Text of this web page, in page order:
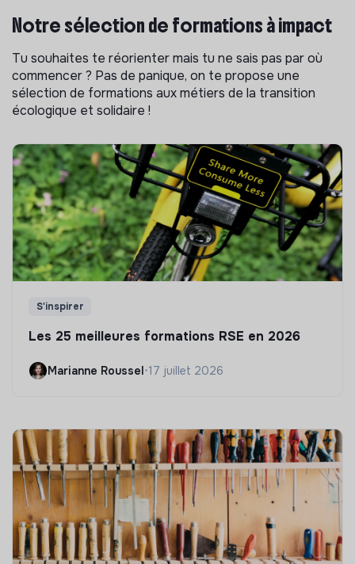
Notre sélection de formations à impact
Tu souhaites te réorienter mais tu ne sais pas par où
commencer ? Pas de panique, on te propose une
sélection de formations aux métiers de la transition
écologique et solidaire !
S'inspirer
Les 25 meilleures formations RSE en 2026
Marianne Roussel•17 juillet 2026